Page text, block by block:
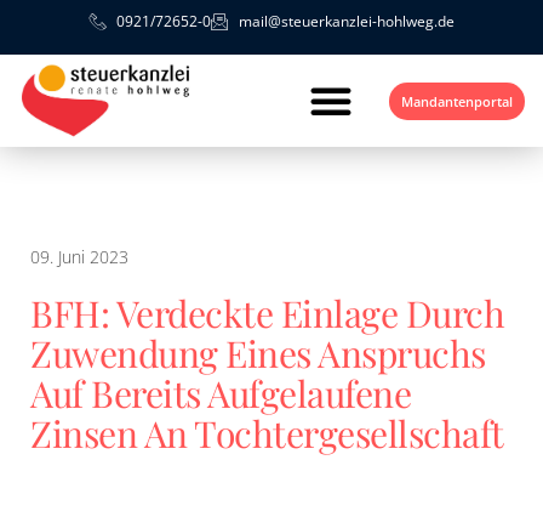
0921/72652-0 mail@steuerkanzlei-hohlweg.de
Mandantenportal
09. Juni 2023
BFH: Verdeckte Einlage Durch
Zuwendung Eines Anspruchs
Auf Bereits Aufgelaufene
Zinsen An Tochtergesellschaft